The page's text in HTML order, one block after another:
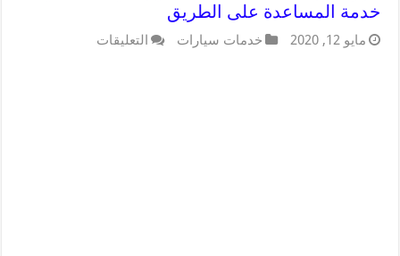
خدمة المساعدة على الطريق
مايو 12, 2020 خدمات سيارات التعليقات